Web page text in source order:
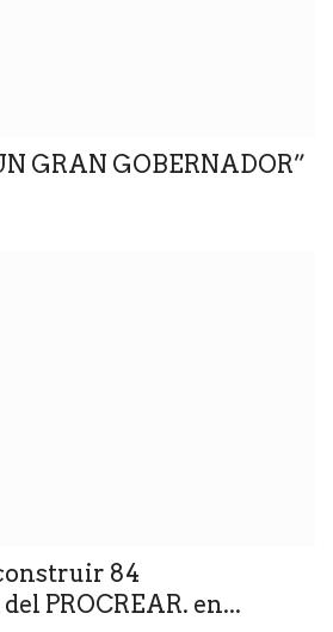
GRAN GOBERNADOR”
84
PROCREAR. en...